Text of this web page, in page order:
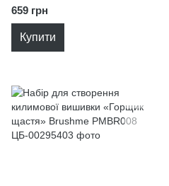
Brushme PMBR013
659 грн
Купити